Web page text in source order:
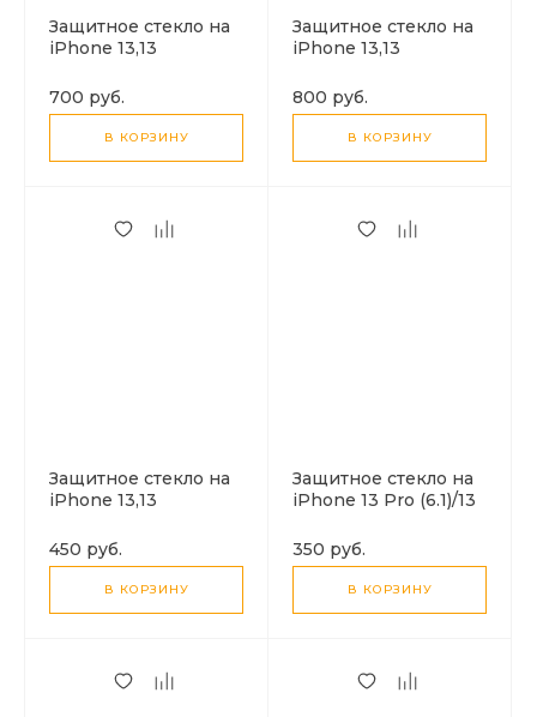
Защитное стекло на
iPhone 13,13
A34, 9D large arc
dustproof glass,
черное
700 руб.
В КОРЗИНУ
Защитное стекло на
iPhone 13,13
A32, AR Anti-
reflection tempered
glass, черное
800 руб.
В КОРЗИНУ
Защитное стекло на
iPhone 13,13
G11, Full screen HD
privacy protection
tempered glass,
черное
450 руб.
В КОРЗИНУ
Защитное стекло на
iPhone 13 Pro (6.1)/13
HOCO, на заднюю
камеру, черное
350 руб.
В КОРЗИНУ